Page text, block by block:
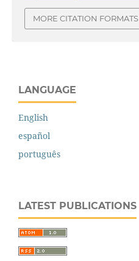
MORE CITATION FORMATS
LANGUAGE
English
español
português
LATEST PUBLICATIONS